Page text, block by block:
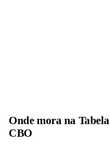
Onde mora na Tabela
CBO